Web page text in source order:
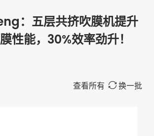
：五层共挤吹膜机提升
性能，30%效率劲升！
查看所有 换一批